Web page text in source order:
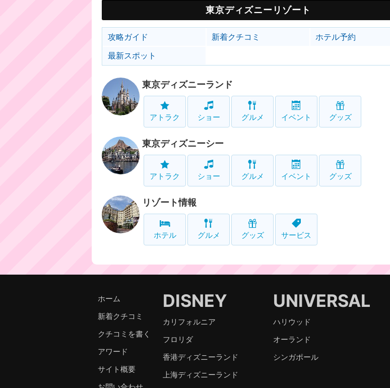
東京ディズニーリゾート
攻略ガイド 新着クチコミ
ホテル予約
最新スポット
東京ディズニーランド
アトラク ショー グルメ イベント グッズ
東京ディズニーシー
アトラク ショー グルメ イベント グッズ
リゾート情報
ホテル グルメ グッズ サービス
ホーム
新着クチコミ
クチコミを書く
アワード
サイト概要
DISNEY
カリフォルニア
フロリダ
香港ディズニーランド
上海ディズニーランド
UNIVERSAL
ハリウッド
オーランド
シンガポール